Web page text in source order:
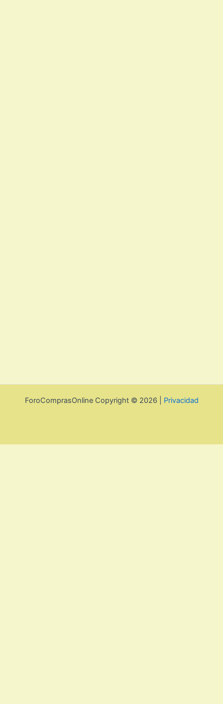
ForoComprasOnline Copyright © 2026 | Privacidad